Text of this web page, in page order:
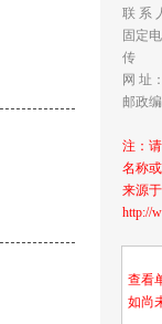
联 系
固定
传
网 址
邮政
注：
名称
来源
http://
查看
如尚